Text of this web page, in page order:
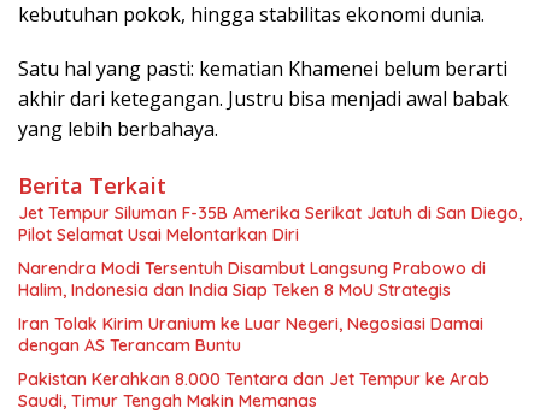
kebutuhan pokok, hingga stabilitas ekonomi dunia.
Satu hal yang pasti: kematian Khamenei belum berarti
akhir dari ketegangan. Justru bisa menjadi awal babak
yang lebih berbahaya.
Berita Terkait
Jet Tempur Siluman F-35B Amerika Serikat Jatuh di San Diego,
Pilot Selamat Usai Melontarkan Diri
Narendra Modi Tersentuh Disambut Langsung Prabowo di
Halim, Indonesia dan India Siap Teken 8 MoU Strategis
Iran Tolak Kirim Uranium ke Luar Negeri, Negosiasi Damai
dengan AS Terancam Buntu
Pakistan Kerahkan 8.000 Tentara dan Jet Tempur ke Arab
Saudi, Timur Tengah Makin Memanas